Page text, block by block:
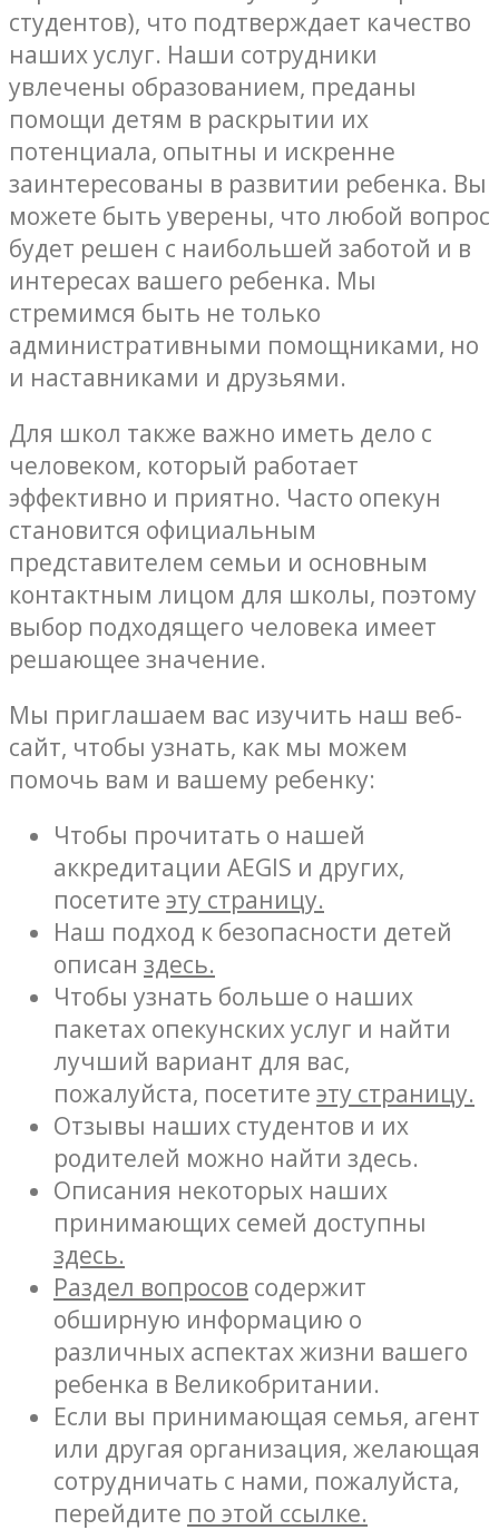
студентов), что подтверждает качество
наших услуг. Наши сотрудники
увлечены образованием, преданы
помощи детям в раскрытии их
потенциала, опытны и искренне
заинтересованы в развитии ребенка. Вы
можете быть уверены, что любой вопрос
будет решен с наибольшей заботой и в
интересах вашего ребенка. Мы
стремимся быть не только
административными помощниками, но
и наставниками и друзьями.
Для школ также важно иметь дело с
человеком, который работает
эффективно и приятно. Часто опекун
становится официальным
представителем семьи и основным
контактным лицом для школы, поэтому
выбор подходящего человека имеет
решающее значение.
Мы приглашаем вас изучить наш веб-
сайт, чтобы узнать, как мы можем
помочь вам и вашему ребенку:
Чтобы прочитать о нашей
аккредитации AEGIS и других,
посетите эту страницу.
Наш подход к безопасности детей
описан здесь.
Чтобы узнать больше о наших
пакетах опекунских услуг и найти
лучший вариант для вас,
пожалуйста, посетите эту страницу.
Отзывы наших студентов и их
родителей можно найти здесь.
Описания некоторых наших
принимающих семей доступны
здесь.
Раздел вопросов содержит
обширную информацию о
различных аспектах жизни вашего
ребенка в Великобритании.
Если вы принимающая семья, агент
или другая организация, желающая
сотрудничать с нами, пожалуйста,
перейдите по этой ссылке.